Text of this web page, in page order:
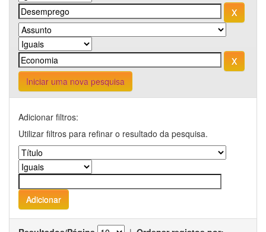
Iniciar uma nova pesquisa
Adicionar filtros:
Utilizar filtros para refinar o resultado da pesquisa.